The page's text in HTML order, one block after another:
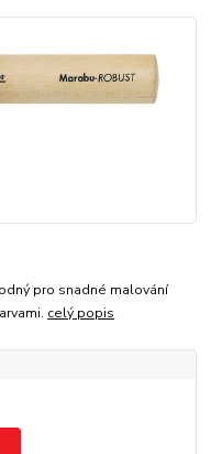
pro snadné malování
celý popis